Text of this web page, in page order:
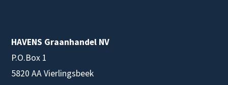
HAVENS Graanhandel NV
P.O.Box 1
5820 AA Vierlingsbeek